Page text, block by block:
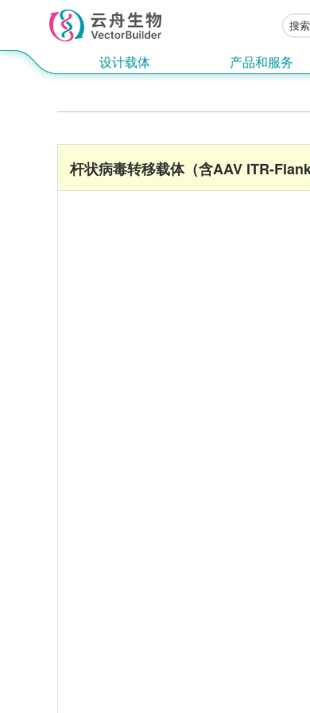
搜
设计载体 产品和服务
杆状病毒转移载体（含AAV ITR-